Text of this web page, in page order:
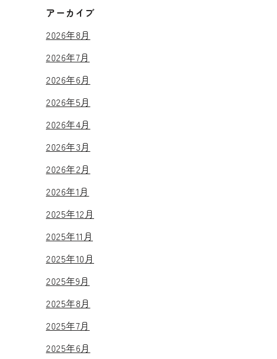
アーカイブ
2026年8月
2026年7月
2026年6月
2026年5月
2026年4月
2026年3月
2026年2月
2026年1月
2025年12月
2025年11月
2025年10月
2025年9月
2025年8月
2025年7月
2025年6月